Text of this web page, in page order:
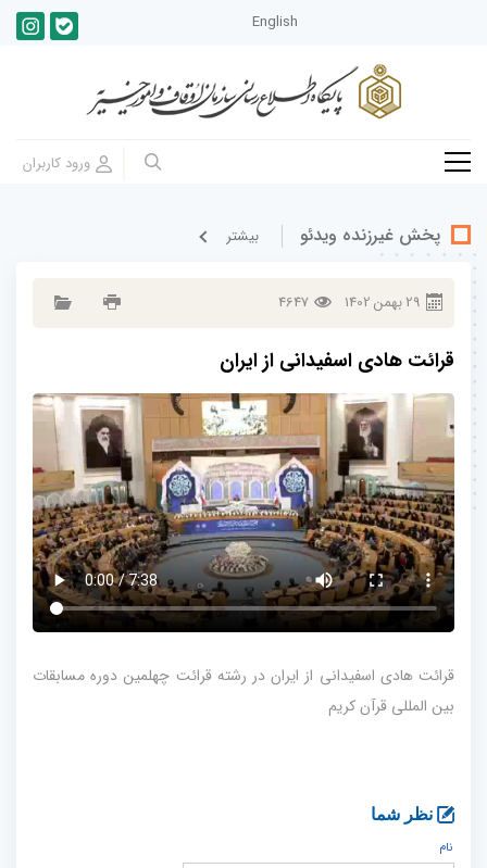
English
پخش غيرزنده ویدئو بيشتر
29بهمن1402
4647
قرائت هادی اسفیدانی از ایران
قرائت هادی اسفیدانی از ایران در رشته قرائت چهلمین دوره مسابقات
بین المللی قرآن کریم
نظر شما
نام